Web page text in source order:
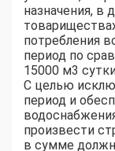
назначения, в
потребления
период по
15000 м3
С целью
период и
произвести
в сумме